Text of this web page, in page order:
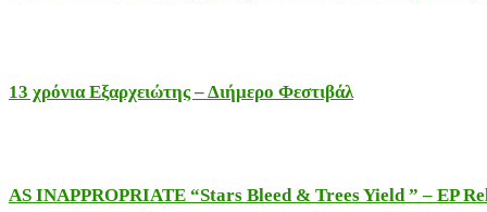
13 χρόνια Εξαρχειώτης – Διήμερο Φεστιβάλ
AS INAPPROPRIATE “Stars Bleed & Trees Yield ” – EP